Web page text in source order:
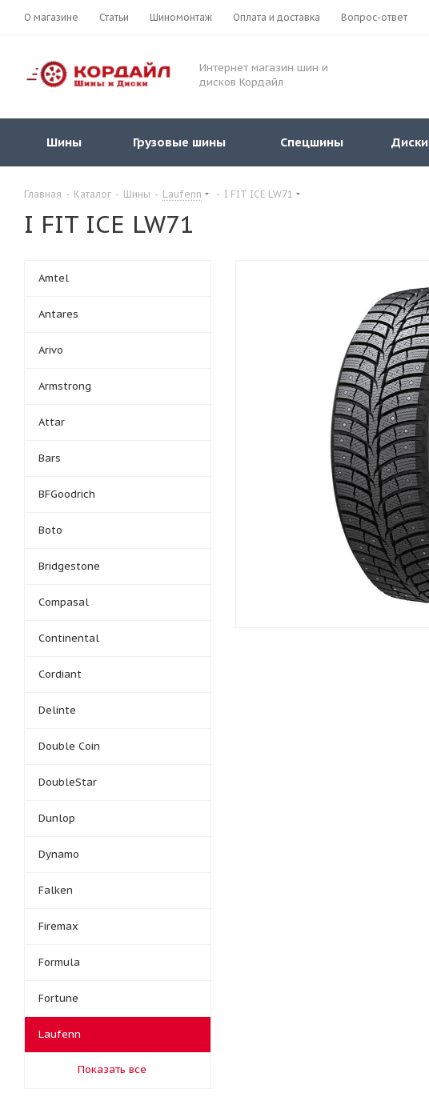
О магазине Статьи Шиномонтаж Оплата и доставка Вопрос-ответ
Интернет магазин шин и
дисков Кордайл
Шины Грузовые шины Спецшины Диски
Главная - Каталог - Шины - Laufenn - I FIT ICE LW71
I FIT ICE LW71
Amtel
Antares
Arivo
Armstrong
Attar
Bars
BFGoodrich
Boto
Bridgestone
Compasal
Continental
Cordiant
Delinte
Double Coin
DoubleStar
Dunlop
Dynamo
Falken
Firemax
Formula
Fortune
Laufenn
Показать все